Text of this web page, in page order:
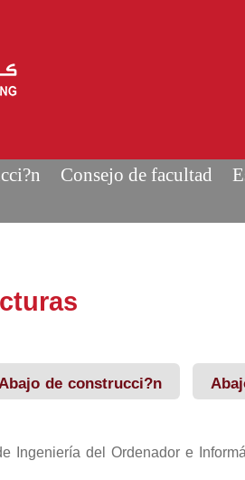
Consejo de facultad
de construcci?n
del Ordenador e